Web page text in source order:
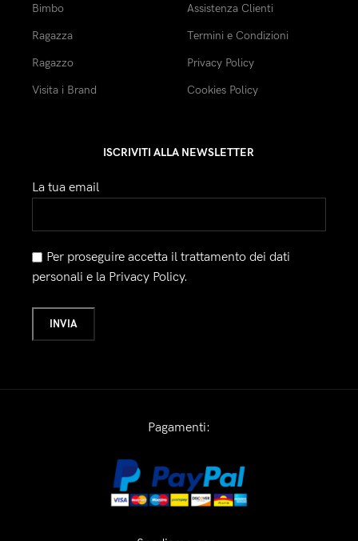
Bimbo
Ragazza
Ragazzo
Visita i Brand
Assistenza Clienti
Termini e Condizioni
Privacy Policy
Cookies Policy
ISCRIVITI ALLA NEWSLETTER
La tua email
Per proseguire accetta il trattamento dei dati
personali e la Privacy Policy.
Pagamenti: